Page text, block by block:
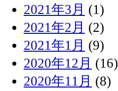
2021年3月 (1)
2021年2月 (2)
2021年1月 (9)
2020年12月 (16)
2020年11月 (8)